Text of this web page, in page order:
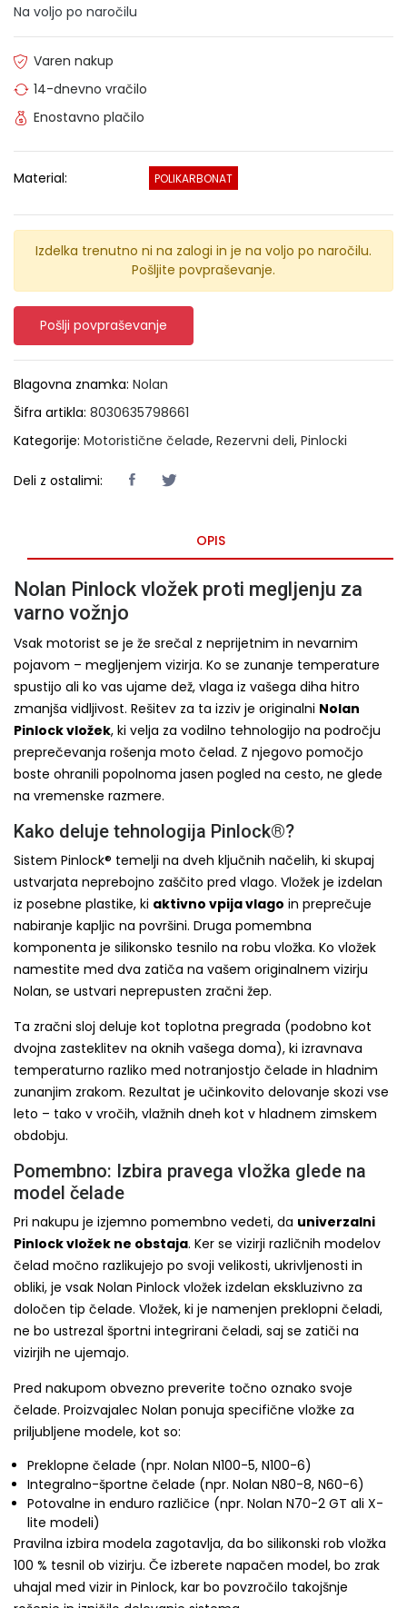
Na voljo po naročilu
Varen nakup
14-dnevno vračilo
Enostavno plačilo
Material: POLIKARBONAT
Izdelka trenutno ni na zalogi in je na voljo po naročilu.
Pošljite povpraševanje.
Pošlji povpraševanje
Blagovna znamka: Nolan
Šifra artikla: 8030635798661
Kategorije: Motoristične čelade, Rezervni deli, Pinlocki
Deli z ostalimi:
OPIS
Nolan Pinlock vložek proti megljenju za
varno vožnjo
Vsak motorist se je že srečal z neprijetnim in nevarnim
pojavom – megljenjem vizirja. Ko se zunanje temperature
spustijo ali ko vas ujame dež, vlaga iz vašega diha hitro
zmanjša vidljivost. Rešitev za ta izziv je originalni Nolan
Pinlock vložek, ki velja za vodilno tehnologijo na področju
preprečevanja rošenja moto čelad. Z njegovo pomočjo
boste ohranili popolnoma jasen pogled na cesto, ne glede
na vremenske razmere.
Kako deluje tehnologija Pinlock®?
Sistem Pinlock® temelji na dveh ključnih načelih, ki skupaj
ustvarjata neprebojno zaščito pred vlago. Vložek je izdelan
iz posebne plastike, ki aktivno vpija vlago in preprečuje
nabiranje kapljic na površini. Druga pomembna
komponenta je silikonsko tesnilo na robu vložka. Ko vložek
namestite med dva zatiča na vašem originalnem vizirju
Nolan, se ustvari neprepusten zračni žep.
Ta zračni sloj deluje kot toplotna pregrada (podobno kot
dvojna zasteklitev na oknih vašega doma), ki izravnava
temperaturno razliko med notranjostjo čelade in hladnim
zunanjim zrakom. Rezultat je učinkovito delovanje skozi vse
leto – tako v vročih, vlažnih dneh kot v hladnem zimskem
obdobju.
Pomembno: Izbira pravega vložka glede na
model čelade
Pri nakupu je izjemno pomembno vedeti, da univerzalni
Pinlock vložek ne obstaja. Ker se vizirji različnih modelov
čelad močno razlikujejo po svoji velikosti, ukrivljenosti in
obliki, je vsak Nolan Pinlock vložek izdelan ekskluzivno za
določen tip čelade. Vložek, ki je namenjen preklopni čeladi,
ne bo ustrezal športni integrirani čeladi, saj se zatiči na
vizirjih ne ujemajo.
Pred nakupom obvezno preverite točno oznako svoje
čelade. Proizvajalec Nolan ponuja specifične vložke za
priljubljene modele, kot so:
Preklopne čelade (npr. Nolan N100-5, N100-6)
Integralno-športne čelade (npr. Nolan N80-8, N60-6)
Potovalne in enduro različice (npr. Nolan N70-2 GT ali X-
lite modeli)
Pravilna izbira modela zagotavlja, da bo silikonski rob vložka
100 % tesnil ob vizirju. Če izberete napačen model, bo zrak
uhajal med vizir in Pinlock, kar bo povzročilo takojšnje